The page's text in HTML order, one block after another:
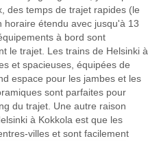
des temps de trajet rapides (le
étendu avec jusqu'à 13
à bord sont
le trajet. Les trains de Helsinki à
et spacieuses, équipées de
espace pour les jambes et les
sont parfaites pour
du trajet. Une autre raison
à Kokkola est que les
villes et sont facilement